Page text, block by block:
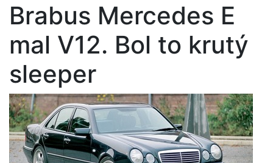
Brabus Mercedes E
mal V12. Bol to krutý
sleeper